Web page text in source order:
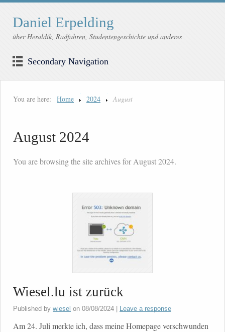
Daniel Erpelding
über Heraldik, Radfahren, Studentengeschichte und anderes
Secondary Navigation
You are here: Home 2024 August
August 2024
You are browsing the site archives for August 2024.
Wiesel.lu ist zurück
Published by wiesel on 08/08/2024 Leave a response
Am 24. Juli merkte ich, dass meine Homepage verschwunden